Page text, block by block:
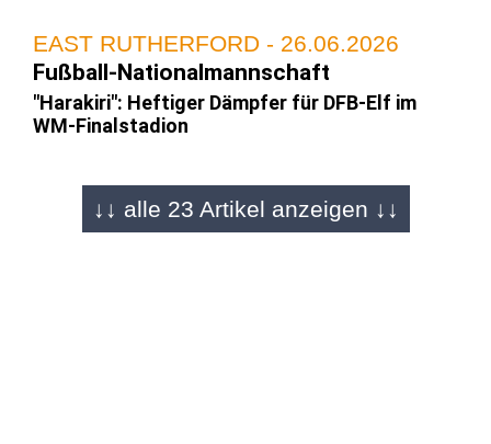
EAST RUTHERFORD - 26.06.2026
Fußball-Nationalmannschaft
"Harakiri": Heftiger Dämpfer für DFB-Elf im
WM-Finalstadion
REGION - 26.06.2026
↓↓ alle 23 Artikel anzeigen ↓↓